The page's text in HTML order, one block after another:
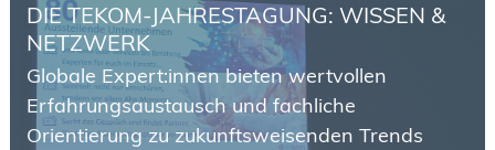
DIE TEKOM-JAHRESTAGUNG: WISSEN &
NETZWERK
Globale Expert:innen bieten wertvollen
Erfahrungsaustausch und fachliche
Orientierung zu zukunftsweisenden Trends